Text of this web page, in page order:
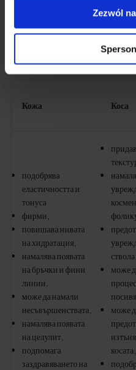
Zezwól
Как колагенът
Кожа Коса
подобрява
еластичността и
тонуса
фирми,
повишава нивата
на хидратация,
намалява появата
на бръчки и фини
линии,
може да намали
несъвършенствата,
намалява появата
на целулит,
подпомага
заздравяването на
може
може
косата,